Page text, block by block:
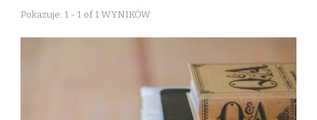
Pokazuje: 1 - 1 of 1 WYNIKÓW